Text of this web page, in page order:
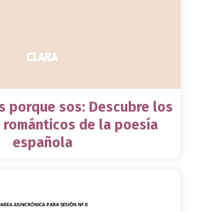
porque sos: Descubre los
románticos de la poesía
española